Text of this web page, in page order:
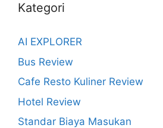
Kategori
AI EXPLORER
Bus Review
Cafe Resto Kuliner Review
Hotel Review
Standar Biaya Masukan